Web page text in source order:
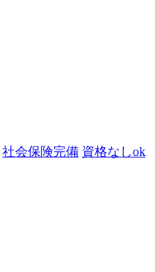
社会保険完備 資格なしok